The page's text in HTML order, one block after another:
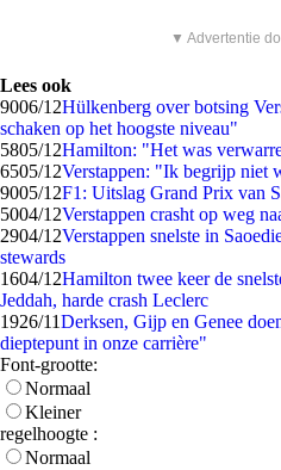
▼ Advertentie
Lees ook
9006/12Hülkenberg over botsing
schaken op het hoogste niveau"
5805/12Hamilton: "Het was
6505/12Verstappen: "Ik begrijp niet
9005/12F1: Uitslag Grand Prix van
5004/12Verstappen crasht op weg
2904/12Verstappen snelste in
stewards
1604/12Hamilton twee keer de
Jeddah, harde crash Leclerc
1926/11Derksen, Gijp en Genee
dieptepunt in onze carrière"
Font-grootte:
Normaal
Kleiner
regelhoogte :
Normaal